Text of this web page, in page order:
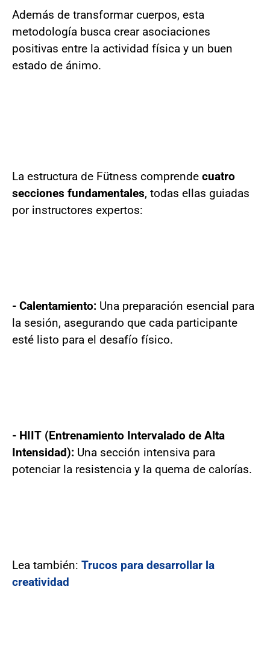
Además de transformar cuerpos, esta
metodología busca crear asociaciones
positivas entre la actividad física y un buen
estado de ánimo.
La estructura de Fütness comprende cuatro
secciones fundamentales, todas ellas guiadas
por instructores expertos:
- Calentamiento: Una preparación esencial para
la sesión, asegurando que cada participante
esté listo para el desafío físico.
- HIIT (Entrenamiento Intervalado de Alta
Intensidad): Una sección intensiva para
potenciar la resistencia y la quema de calorías.
Lea también: Trucos para desarrollar la
creatividad